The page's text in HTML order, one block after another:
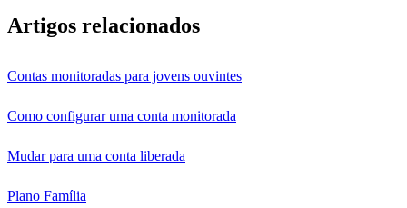
Artigos relacionados
Contas monitoradas para jovens ouvintes
Como configurar uma conta monitorada
Mudar para uma conta liberada
Plano Família